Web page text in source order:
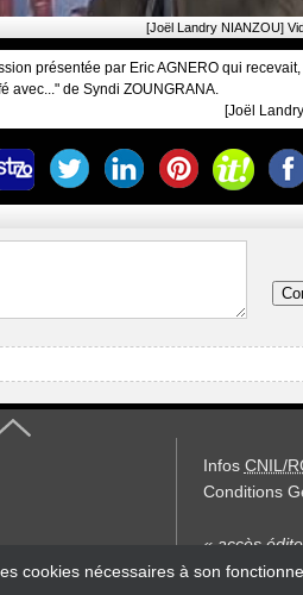
[Joël Landry NIANZOU]
présentée par Eric AGNERO qui
avec..." de Syndi ZOUNGRANA.
[Joël
d'information
Infos CNIL/
Conditions
« accès
cookies nécessaires à son